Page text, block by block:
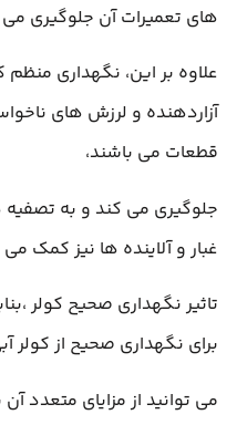
های تعمیرات آن جلوگیری
علاوه بر این، نگهداری منظم
آزاردهنده و لرزش های
قطعات می باشند،
جلوگیری می کند و به
غبار و آلاینده ها نیز کمک
تاثیر نگهداری صحیح کولر
برای نگهداری صحیح از کولر
می توانید از مزایای متعدد